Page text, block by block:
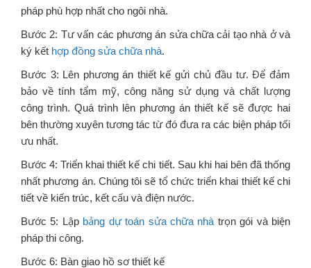
pháp phù hợp nhất cho ngôi nhà.
Bước 2: Tư vấn các phương án sửa chữa cải tạo nhà ở và
ký kết hợp đồng sửa chữa nhà.
Bước 3: Lên phương án thiết kế gửi chủ đầu tư. Để đảm
bảo về tính tẩm mỹ, công năng sử dụng và chất lượng
công trình. Quá trình lên phương án thiết kế sẽ được hai
bên thường xuyên tương tác từ đó đưa ra các biện pháp tối
ưu nhất.
Bước 4: Triển khai thiết kế chi tiết. Sau khi hai bên đã thống
nhất phương án. Chúng tôi sẽ tổ chức triển khai thiết kế chi
tiết về kiến trúc, kết cấu và điện nước.
Bước 5: Lập bảng dự toán sửa chữa nhà trọn gói và biện
pháp thi công.
Bước 6: Bàn giao hồ sơ thiết kế